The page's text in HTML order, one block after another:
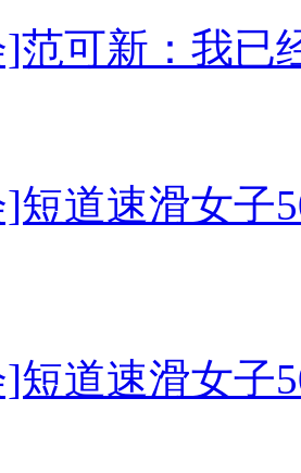
范可新：我已
短道速滑女子
短道速滑女子